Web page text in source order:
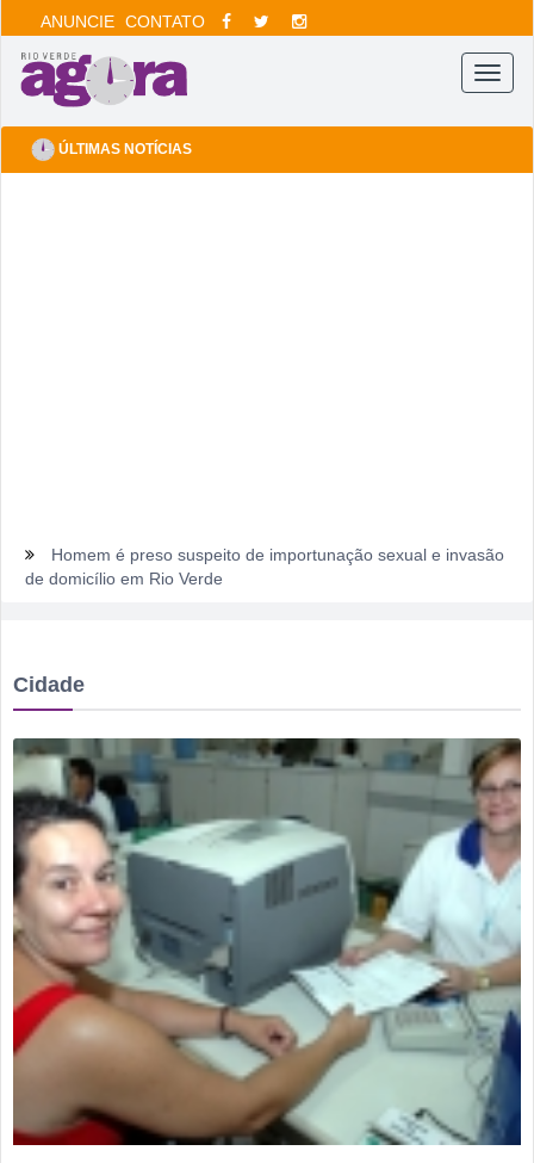
ANUNCIE CONTATO
Menu
ÚLTIMAS NOTÍCIAS
Homem é preso suspeito de importunação sexual e invasão
de domicílio em Rio Verde
Dois homens são presos suspeitos de tráfico de drogas em
Ela não quis dizer quem era, mas acabou identificada no
TCO
Dois motoristas com sinais de embriaguez se envolvem em
acidente no Setor Pausanes
Estagiário tenta atuar como advogado e acaba detido em
Rio Verde
Rio Verde 178 anos: a cidade que cresceu mais rápido que
suas próprias respostas
Homem é detido por violência doméstica no Setor
Polícia Militar recupera bicicleta furtada e prende suspeito
em flagrante em Montividiu
Cidade